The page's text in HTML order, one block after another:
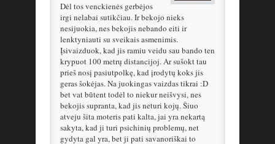
Dėl tos venckienės gerbėjos
irgi nelabai sutikčiau. Ir bekojo nieks
nesijuokia, nes bekojis nebando eiti ir
lenktyniauti su sveikais asmenimis.
Įsivaizduok, kad jis ramiu veidu sau bando ten
krypuot 100 metrų distancijoj. Ar sušokt tau
prieš nosį pasiutpolkę, kad įrodytų koks jis
geras šokėjas. Na juokingas vaizdas tikrai :D
bet vat būtent todėl to niekur neišvysi, nes
bekojis supranta, kad jis neturi kojų. Šiuo
atveju šita moteris pati kalta, jai yra nekartą
sakyta, kad ji turi psichinių problemų, net
gydyta gal yra, bet ji pati savanoriškai to